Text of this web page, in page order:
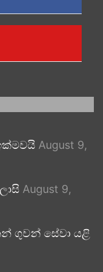
August 9,
August 9,
ගුවන් සේවා යළි